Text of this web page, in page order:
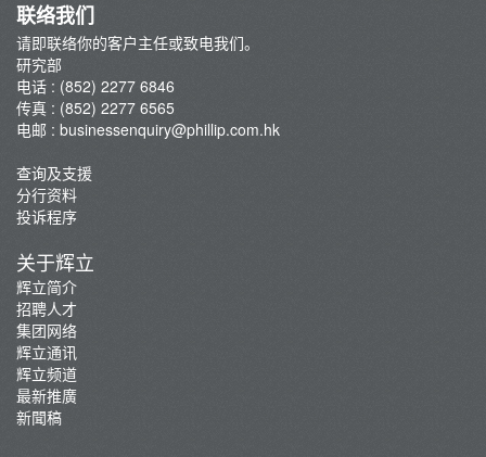
联络我们
请即联络你的客户主任或致电我们。
研究部
电话 : (852) 2277 6846
传真 : (852) 2277 6565
电邮 : businessenquiry@phillip.com.hk
查询及支援
分行资料
投诉程序
关于辉立
辉立简介
招聘人才
集团网络
辉立通讯
辉立频道
最新推廣
新聞稿